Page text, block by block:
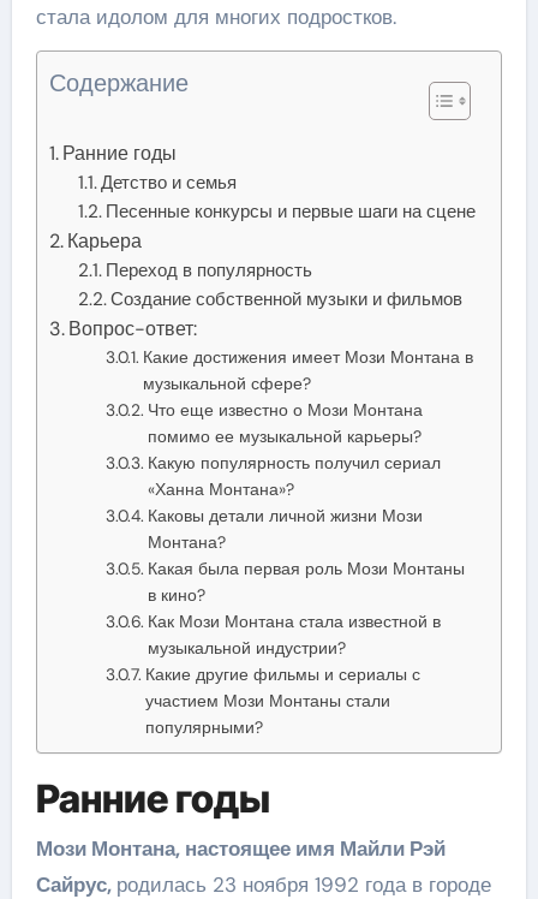
стала идолом для многих подростков.
Содержание
Ранние годы
Детство и семья
Песенные конкурсы и первые шаги на сцене
Карьера
Переход в популярность
Создание собственной музыки и фильмов
Вопрос-ответ:
Какие достижения имеет Мози Монтана в
музыкальной сфере?
Что еще известно о Мози Монтана
помимо ее музыкальной карьеры?
Какую популярность получил сериал
«Ханна Монтана»?
Каковы детали личной жизни Мози
Монтана?
Какая была первая роль Мози Монтаны
в кино?
Как Мози Монтана стала известной в
музыкальной индустрии?
Какие другие фильмы и сериалы с
участием Мози Монтаны стали
популярными?
Ранние годы
Мози Монтана, настоящее имя Майли Рэй
Сайрус, родилась 23 ноября 1992 года в городе